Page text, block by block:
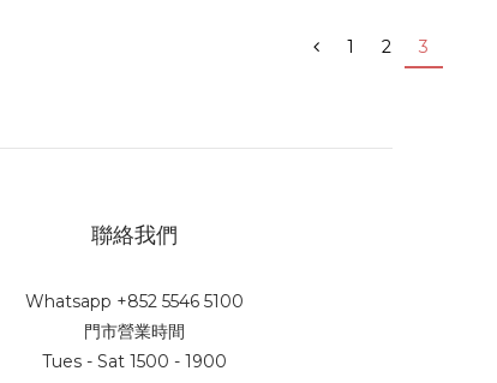
1 2 3
聯絡我們
Whatsapp +852 5546 5100
門市營業時間
Tues - Sat 1500 - 1900